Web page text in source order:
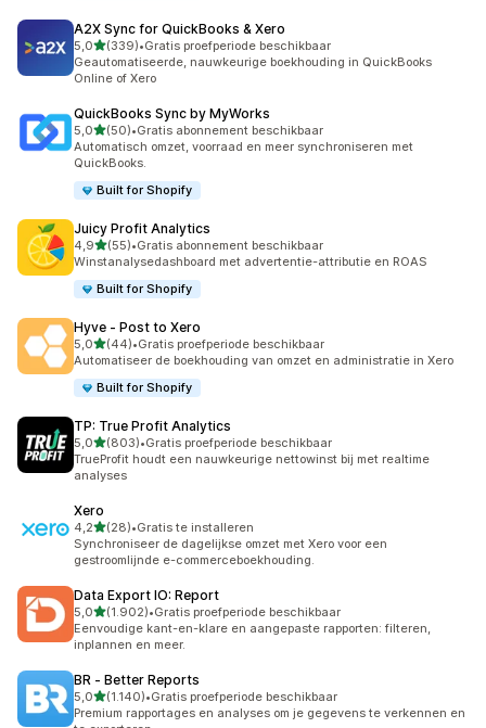
A2X Sync for QuickBooks & Xero
5,0van 5 sterren
(339)
339 recensies in totaal
•Gratis proefperiode beschikbaar
Geautomatiseerde, nauwkeurige boekhouding in QuickBooks
Online of Xero
QuickBooks Sync by MyWorks
5,0van 5 sterren
(50)
50 recensies in totaal
•Gratis abonnement beschikbaar
Automatisch omzet, voorraad en meer synchroniseren met
QuickBooks.
Built for Shopify
Juicy Profit Analytics
4,9van 5 sterren
(55)
55 recensies in totaal
•Gratis abonnement beschikbaar
Winstanalysedashboard met advertentie-attributie en ROAS
Built for Shopify
Hyve ‑ Post to Xero
5,0van 5 sterren
(44)
44 recensies in totaal
•Gratis proefperiode beschikbaar
Automatiseer de boekhouding van omzet en administratie in Xero
Built for Shopify
TP: True Profit Analytics
5,0van 5 sterren
(803)
803 recensies in totaal
•Gratis proefperiode beschikbaar
TrueProfit houdt een nauwkeurige nettowinst bij met realtime
analyses
Xero
4,2van 5 sterren
(28)
28 recensies in totaal
•Gratis te installeren
Synchroniseer de dagelijkse omzet met Xero voor een
gestroomlijnde e-commerceboekhouding.
Data Export IO: Report
5,0van 5 sterren
(1.902)
1902 recensies in totaal
•Gratis proefperiode beschikbaar
Eenvoudige kant-en-klare en aangepaste rapporten: filteren,
inplannen en meer.
BR ‑ Better Reports
5,0van 5 sterren
(1.140)
1140 recensies in totaal
•Gratis proefperiode beschikbaar
Premium rapportages en analyses om je gegevens te verkennen en